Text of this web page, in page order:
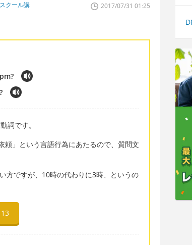
クール講
2017/07/31 01:25
詞です。
頼」という言語行為にあたるので、質問文
方ですが、10時の代わりに3時、というの
13